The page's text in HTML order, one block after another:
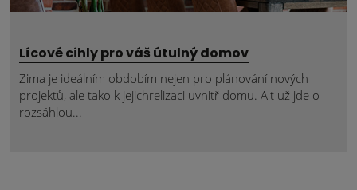
Lícové cihly pro váš útulný domov
Zima je ideálním obdobím nejen pro plánování nových
projektů, ale tako k jejichrelizaci uvnitř domu. A't už jde o
rozsáhlou...